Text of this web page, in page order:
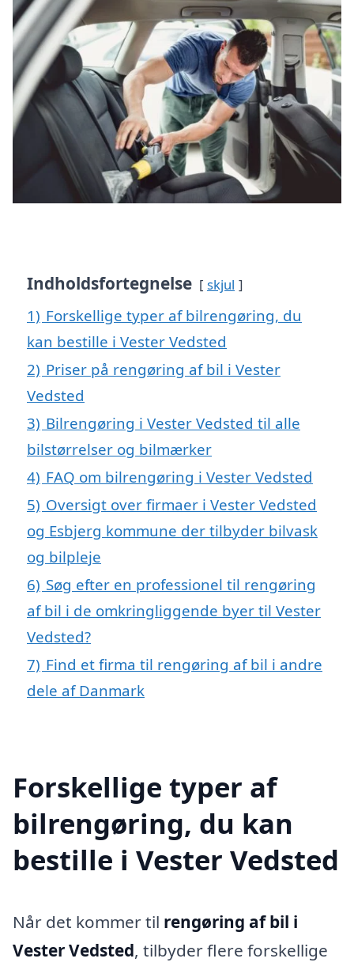
Indholdsfortegnelse skjul
1) Forskellige typer af bilrengøring, du
kan bestille i Vester Vedsted
2) Priser på rengøring af bil i Vester
Vedsted
3) Bilrengøring i Vester Vedsted til alle
bilstørrelser og bilmærker
4) FAQ om bilrengøring i Vester Vedsted
5) Oversigt over firmaer i Vester Vedsted
og Esbjerg kommune der tilbyder bilvask
og bilpleje
6) Søg efter en professionel til rengøring
af bil i de omkringliggende byer til Vester
Vedsted?
7) Find et firma til rengøring af bil i andre
dele af Danmark
Forskellige typer af
bilrengøring, du kan
bestille i Vester Vedsted
Når det kommer til rengøring af bil i
Vester Vedsted, tilbyder flere forskellige